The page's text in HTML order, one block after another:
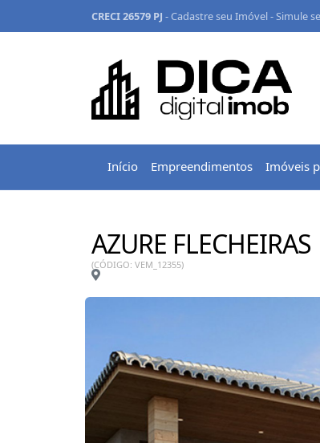
CRECI 26579 PJ -Cadastre seu Imóvel-Simule
Início Empreendimentos Imóveis
AZURE FLECHEIRAS
(CÓDIGO: VEM_12355)